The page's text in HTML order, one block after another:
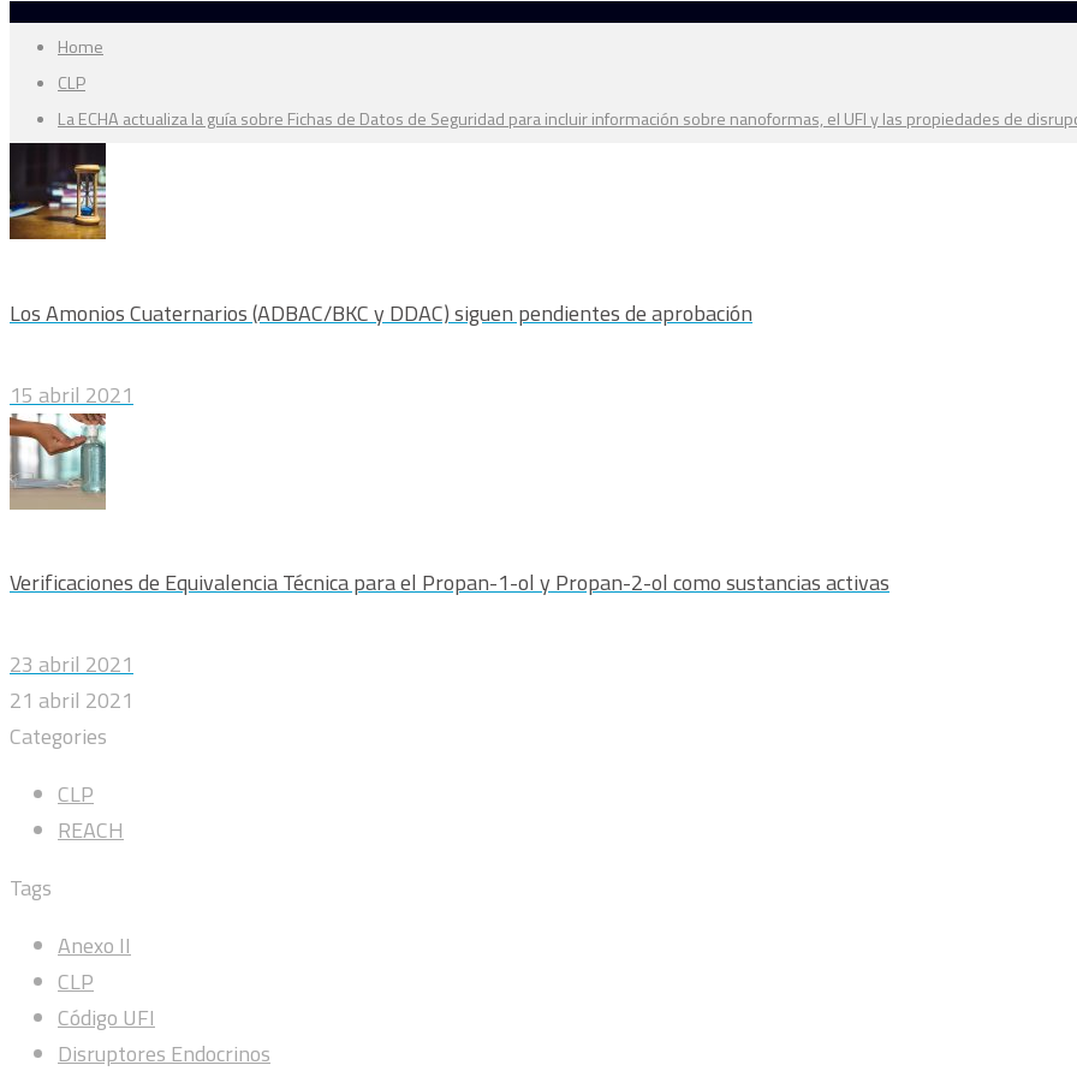
Home
CLP
La ECHA actualiza la guía sobre Fichas de Datos de Seguridad para incluir información sobre nanoformas, el UFI y las propiedades de
Los Amonios Cuaternarios (ADBAC/BKC y DDAC) siguen pendientes de aprobación
15 abril 2021
Verificaciones de Equivalencia Técnica para el Propan-1-ol y Propan-2-ol como sustancias activas
23 abril 2021
21 abril 2021
Categories
CLP
REACH
Tags
Anexo II
CLP
Código UFI
Disruptores Endocrinos